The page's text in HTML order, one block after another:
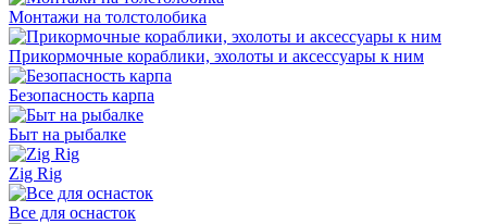
Монтажи на толстолобика
Прикормочные кораблики, эхолоты и аксессуары к ним
Безопасность карпа
Быт на рыбалке
Zig Rig
Все для оснасток